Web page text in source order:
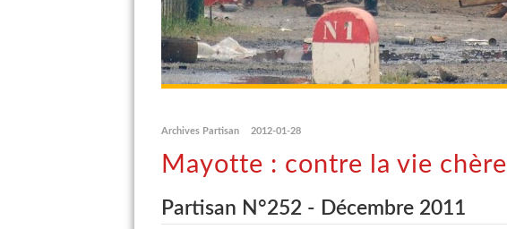
Archives Partisan 2012-01-28
Mayotte : contre la vie chère
Partisan N°252 - Décembre 2011